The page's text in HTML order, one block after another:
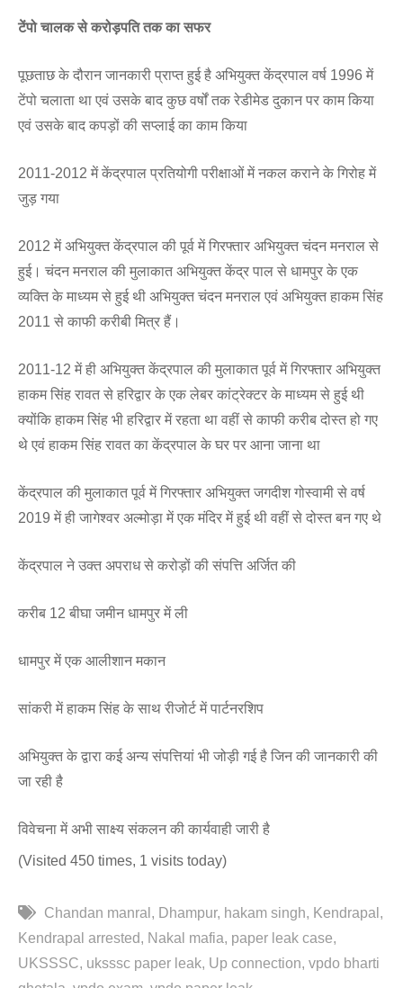
टेंपो चालक से करोड़पति तक का सफर
पूछताछ के दौरान जानकारी प्राप्त हुई है अभियुक्त केंद्रपाल वर्ष 1996 में
टेंपो चलाता था एवं उसके बाद कुछ वर्षों तक रेडीमेड दुकान पर काम किया
एवं उसके बाद कपड़ों की सप्लाई का काम किया
2011-2012 में केंद्रपाल प्रतियोगी परीक्षाओं में नकल कराने के गिरोह में
जुड़ गया
2012 में अभियुक्त केंद्रपाल की पूर्व में गिरफ्तार अभियुक्त चंदन मनराल से
हुई। चंदन मनराल की मुलाकात अभियुक्त केंद्र पाल से धामपुर के एक
व्यक्ति के माध्यम से हुई थी अभियुक्त चंदन मनराल एवं अभियुक्त हाकम सिंह
2011 से काफी करीबी मित्र हैं।
2011-12 में ही अभियुक्त केंद्रपाल की मुलाकात पूर्व में गिरफ्तार अभियुक्त
हाकम सिंह रावत से हरिद्वार के एक लेबर कांट्रेक्टर के माध्यम से हुई थी
क्योंकि हाकम सिंह भी हरिद्वार में रहता था वहीं से काफी करीब दोस्त हो गए
थे एवं हाकम सिंह रावत का केंद्रपाल के घर पर आना जाना था
केंद्रपाल की मुलाकात पूर्व में गिरफ्तार अभियुक्त जगदीश गोस्वामी से वर्ष
2019 में ही जागेश्वर अल्मोड़ा में एक मंदिर में हुई थी वहीं से दोस्त बन गए थे
केंद्रपाल ने उक्त अपराध से करोड़ों की संपत्ति अर्जित की
करीब 12 बीघा जमीन धामपुर में ली
धामपुर में एक आलीशान मकान
सांकरी में हाकम सिंह के साथ रीजोर्ट में पार्टनरशिप
अभियुक्त के द्वारा कई अन्य संपत्तियां भी जोड़ी गई है जिन की जानकारी की
जा रही है
विवेचना में अभी साक्ष्य संकलन की कार्यवाही जारी है
(Visited 450 times, 1 visits today)
Chandan manral Dhampur hakam singh
Kendrapal
Kendrapal arrested
Nakal mafia paper leak case
UKSSSC uksssc paper leak Up connection vpdo bharti